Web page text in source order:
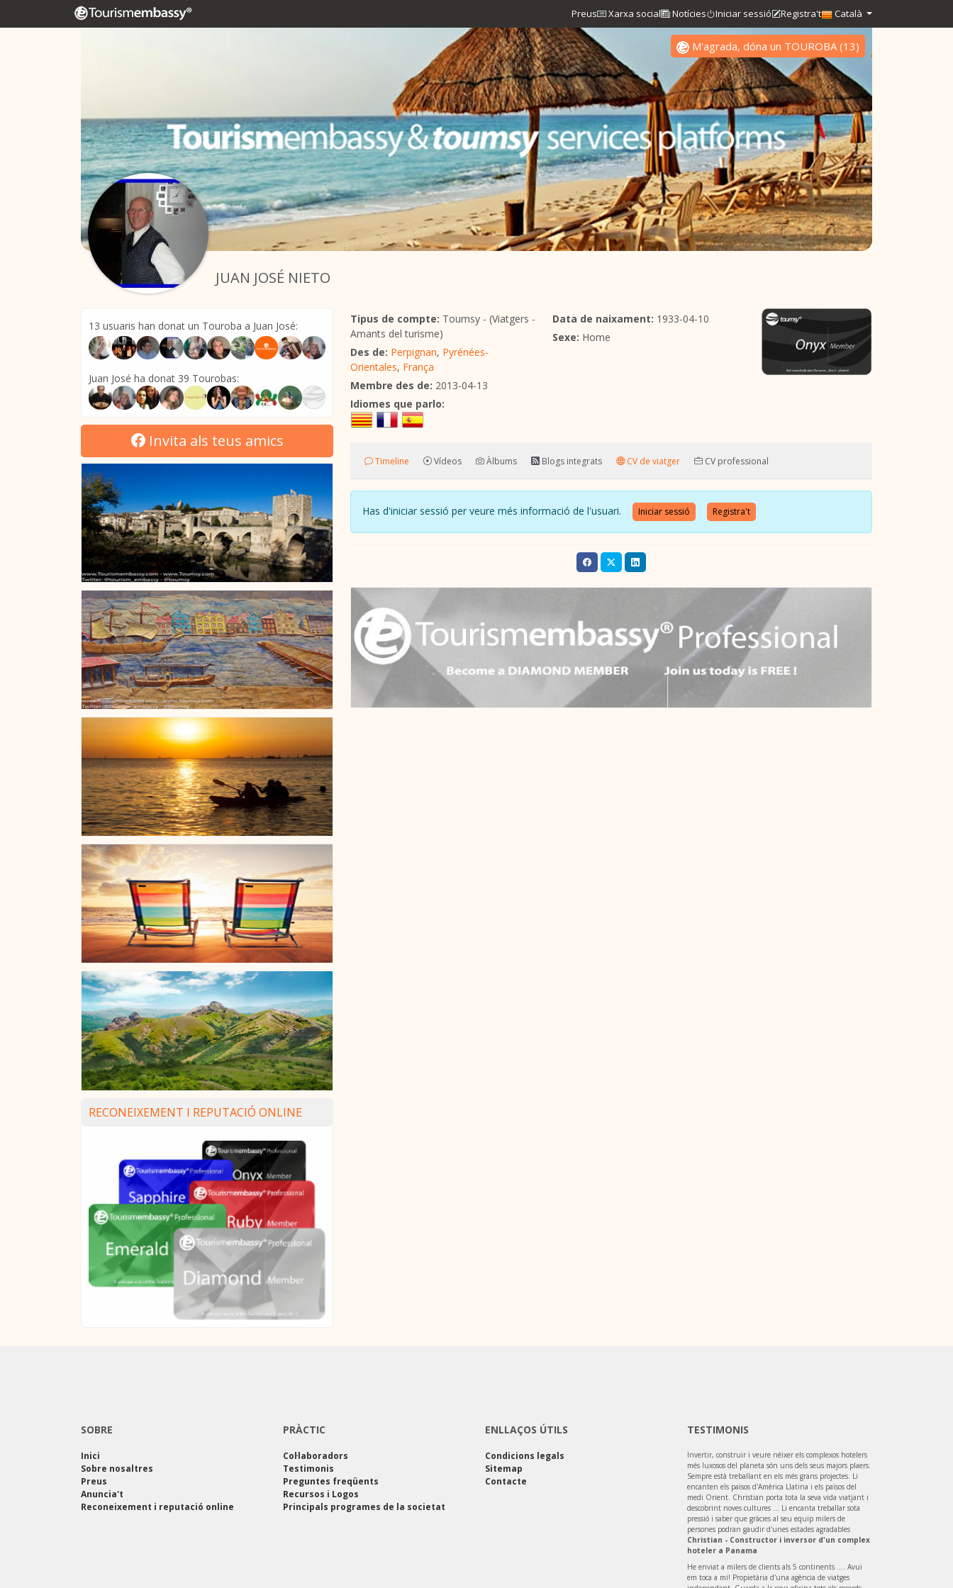
Preus Xarxa social Notícies Iniciar sessió Registra't Català
JUAN JOSÉ NIETO
M'agrada, dóna un TOUROBA(13)
13 usuaris han donat un Touroba a Juan José:
Juan José ha donat 39 Tourobas:
Invita als teus amics
RECONEIXEMENT I REPUTACIÓ ONLINE
Tipus de compte: Toumsy - (Viatgers -
Amants del turisme)
Des de: Perpignan, Pyrénées-
Orientales, França
Membre des de: 2013-04-13
Data de naixament: 1933-04-10
Sexe: Home
Idiomes que parlo:
Timeline Vídeos Àlbums Blogs integrats CV de viatger CV professional
Has d'iniciar sessió per veure més informació de l'usuari. Iniciar sessió Registra't
SOBRE
Inici
Sobre nosaltres
Preus
Anuncia't
Reconeixement i reputació online
PRÀCTIC
Col·laboradors
Testimonis
Preguntes freqüents
Recursos i Logos
Principals programes de la societat
ENLLAÇOS ÚTILS
Condicions legals
Sitemap
Contacte
TESTIMONIS
Invertir, construir i veure néixer els complexos hotelers
més luxosos del planeta són uns dels seus majors plaers.
Sempre està treballant en els més grans projectes. Li
encanten els països d'Amèrica Llatina i els països del
medi Orient. Christian porta tota la seva vida viatjant i
descobrint noves cultures ... Li encanta treballar sota
pressió i saber que gràcies al seu equip milers de
persones podran gaudir d'unes estades agradables
Christian - Constructor i inversor d'un complex
hoteler a Panama
He enviat a milers de clients als 5 continents .... Avui
em toca a mi! Propietària d'una agència de viatges